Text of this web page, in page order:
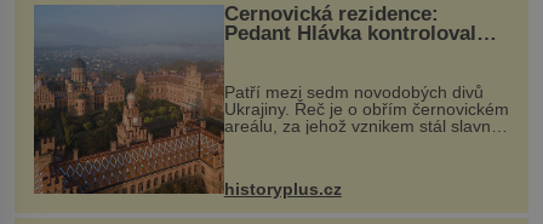
Černovická rezidence:
Pedant Hlávka kontroloval
Patří mezi sedm novodobých divů
Ukrajiny. Řeč je o obřím černovickém
areálu, za jehož vznikem stál slavný
český architekt Josef Hlávka. Ten si
na něm dal mimořádně záležet. Jeho
stavební plány by při ...
historyplus.cz